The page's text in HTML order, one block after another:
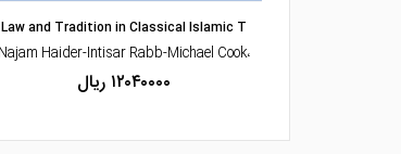
Law and Tradition in Classical Islamic T
،Najam Haider-Intisar Rabb-Michael Cook
۱۲۰۴۰۰۰۰ ریال